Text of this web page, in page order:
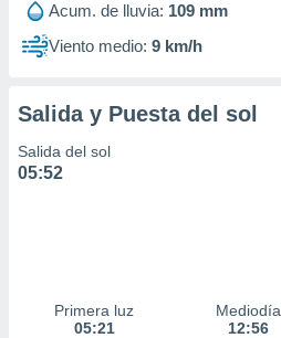
Acum. de lluvia: 109 mm
Viento medio: 9 km/h
Salida y Puesta del sol
Salida del sol
05:52
Primera luz
05:21
Mediodía
12:56